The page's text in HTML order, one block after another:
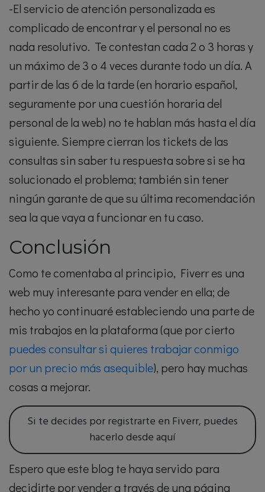
-El servicio de atención personalizada es
complicado de encontrar y el personal no es
nada resolutivo. Te contestan cada 2 o 3 horas y
un máximo de 3 o 4 veces durante todo un día. A
partir de las 6 de la tarde (en horario español,
seguramente por una cuestión horaria del
personal de la web) no te hablan más hasta el día
siguiente. Siempre cierran los tickets de las
consultas sin saber tu respuesta sobre si se ha
solucionado el problema; también sin tener
ningún garante de que su última recomendación
sea la que vaya a funcionar en tu caso.
Conclusión
Como te comentaba al principio, Fiverr es una
web muy interesante para vender en ella; de
hecho yo continuaré estableciendo una parte de
mis trabajos en la plataforma (que por cierto
puedes consultar si quieres trabajar conmigo
por un precio más asequible), pero hay muchas
cosas a mejorar.
Si te decides por registrarte en Fiverr, puedes
hacerlo desde aquí
Espero que este blog te haya servido para
decidirte por vender a través de una página